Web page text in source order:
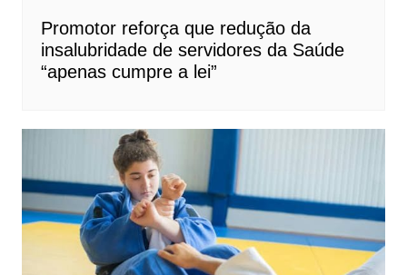
Promotor reforça que redução da
insalubridade de servidores da Saúde
“apenas cumpre a lei”